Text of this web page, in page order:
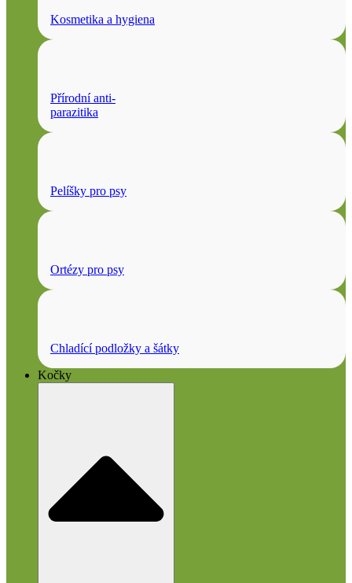
Kosmetika a hygiena
Přírodní anti-
parazitika
Pelíšky pro psy
Ortézy pro psy
Chladící podložky a šátky
Kočky